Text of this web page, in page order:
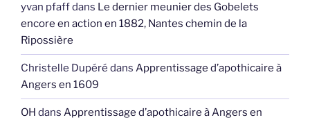
yvan pfaffdans Le dernier meunier des Gobelets
encore en action en 1882, Nantes chemin de la
Ripossière
Christelle Dupéré dans Apprentissage d’apothicaire à
Angers en 1609
OH dans Apprentissage d’apothicaire à Angers en